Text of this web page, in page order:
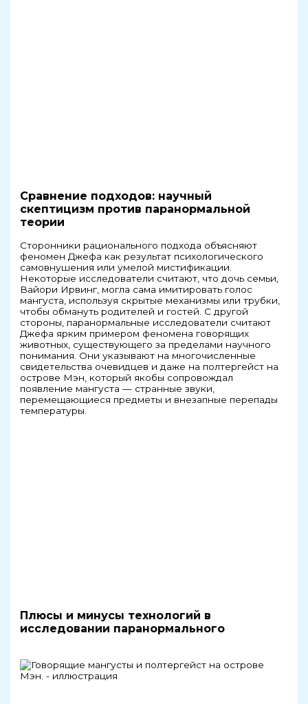
Сравнение подходов: научный
скептицизм против паранормальной
теории
Сторонники рационального подхода объясняют
феномен Джефа как результат психологического
самовнушения или умелой мистификации.
Некоторые исследователи считают, что дочь семьи,
Вайори Ирвинг, могла сама имитировать голос
мангуста, используя скрытые механизмы или трубки,
чтобы обмануть родителей и гостей. С другой
стороны, паранормальные исследователи считают
Джефа ярким примером феномена говорящих
животных, существующего за пределами научного
понимания. Они указывают на многочисленные
свидетельства очевидцев и даже на полтергейст на
острове Мэн, который якобы сопровождал
появление мангуста — странные звуки,
перемещающиеся предметы и внезапные перепады
температуры.
Плюсы и минусы технологий в
исследовании паранормального